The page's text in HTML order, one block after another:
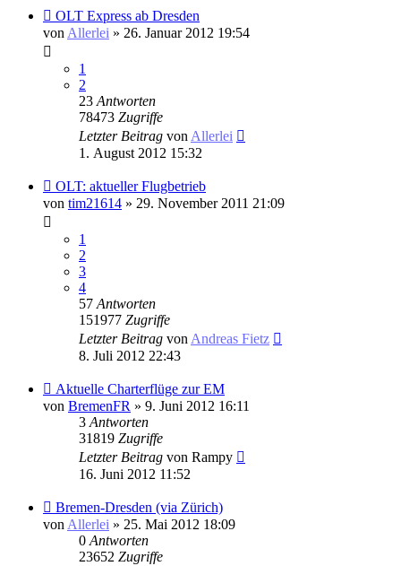
OLT Express ab Dresden
von Allerlei » 26. Januar 2012 19:54
1
2
23 Antworten
78473 Zugriffe
Letzter Beitrag von Allerlei
1. August 2012 15:32
OLT: aktueller Flugbetrieb
von tim21614 » 29. November 2011 21:09
1
2
3
4
57 Antworten
151977 Zugriffe
Letzter Beitrag von Andreas Fietz
8. Juli 2012 22:43
Aktuelle Charterflüge zur EM
von BremenFR » 9. Juni 2012 16:11
3 Antworten
31819 Zugriffe
Letzter Beitrag von Rampy
16. Juni 2012 11:52
Bremen-Dresden (via Zürich)
von Allerlei » 25. Mai 2012 18:09
0 Antworten
23652 Zugriffe